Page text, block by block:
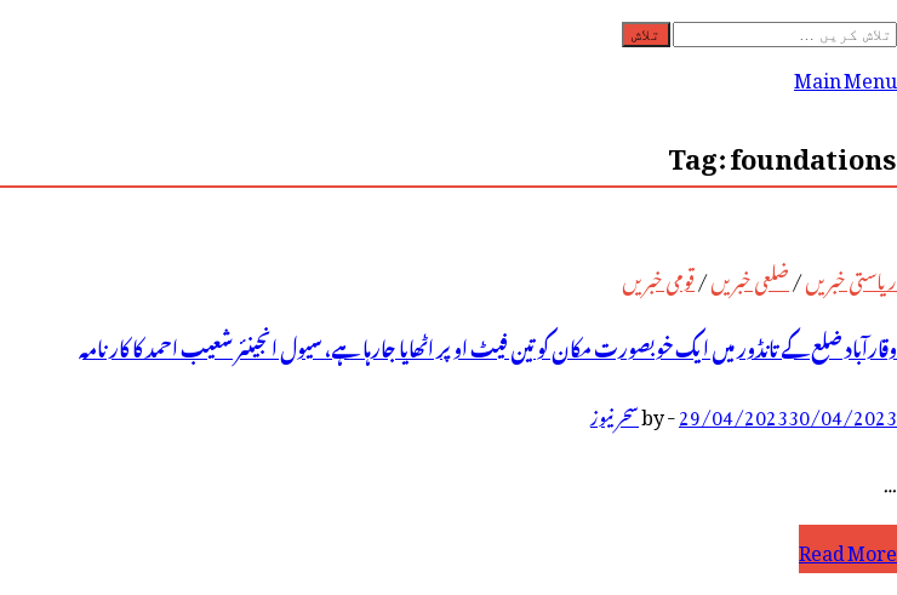
تلاش
کریں
Main Menu
Tag:foundations
ریاستی خبریں/ضلعی خبریں/قومی خبریں
وقارآباد ضلع کے تانڈور میں ایک خوبصورت مکان کو تین فیٹ اوپر اٹھایا جارہا ہے، سیول انجینئر شعیب احمد کا کارنامہ
29/04/202330/04/2023
-
byسحر نیوز
…
وقارآباد
Read More